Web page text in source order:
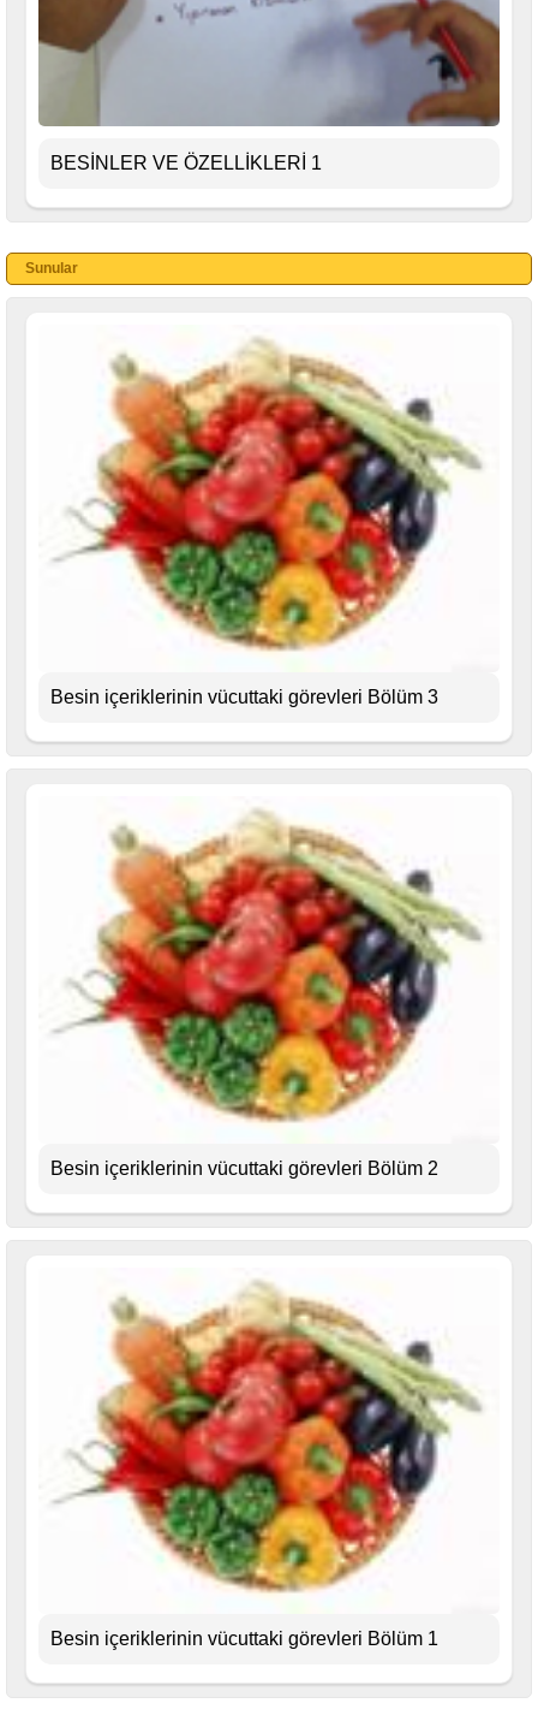
BESİNLER VE ÖZELLİKLERİ 1
Sunular
Besin içeriklerinin vücuttaki görevleri Bölüm 3
Besin içeriklerinin vücuttaki görevleri Bölüm 2
Besin içeriklerinin vücuttaki görevleri Bölüm 1